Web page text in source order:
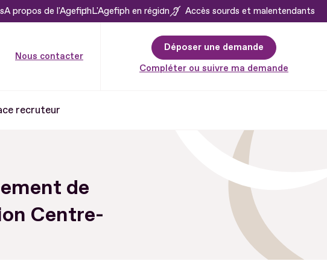
A propos de l'AgefiphL'Agefiph en région Accès sourds et malentendants
Nous contacter
Déposer une demande
Compléter ou suivre ma demande
recruteur
de
Centre-